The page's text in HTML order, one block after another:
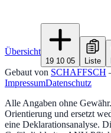
Übersicht
19 10 05 Liste
Gebaut von SCHAFFSCH
ImpressumDatenschutz
Alle Angaben ohne
Orientierung und ersetzt
eine Deklarationsanalyse.